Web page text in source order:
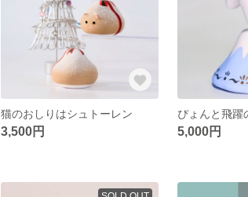
猫のおしりはシュトーレン
3,500円
ぴょんと飛躍
5,000円